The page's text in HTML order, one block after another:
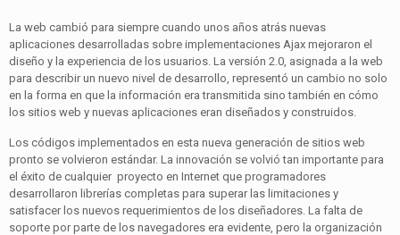
La web cambió para siempre cuando unos años atrás nuevas
aplicaciones desarrolladas sobre implementaciones Ajax mejoraron el
diseño y la experiencia de los usuarios. La versión 2.0, asignada a la web
para describir un nuevo nivel de desarrollo, representó un cambio no solo
en la forma en que la información era transmitida sino también en cómo
los sitios web y nuevas aplicaciones eran diseñados y construidos.
Los códigos implementados en esta nueva generación de sitios web
pronto se volvieron estándar. La innovación se volvió tan importante para
el éxito de cualquier proyecto en Internet que programadores
desarrollaron librerías completas para superar las limitaciones y
satisfacer los nuevos requerimientos de los diseñadores. La falta de
soporte por parte de los navegadores era evidente, pero la organización